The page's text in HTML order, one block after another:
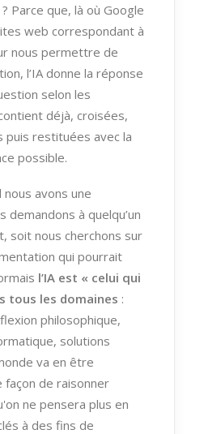
Parce que, là où Google
web correspondant à
nous permettre de
l’IA donne la réponse
selon les
déjà, croisées,
puis restituées avec la
possible.
nous avons une
demandons à quelqu’un
soit nous cherchons sur
qui pourrait
l’IA est « celui qui
tous les domaines :
philosophique,
solutions
va en être
de raisonner
ne pensera plus en
à des fins de